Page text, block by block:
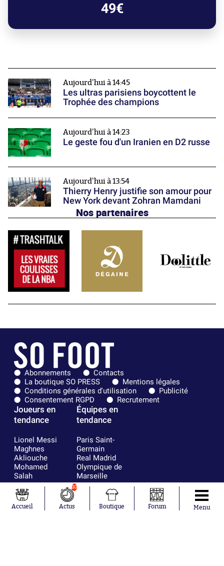
49€
Aujourd'hui à 14:45
Les ultras parisiens boycottent le
Trophée des champions
Aujourd'hui à 14:23
Le geste fou d'un Iranien en D2 russe
Aujourd'hui à 13:54
Thierry Henry justifie son amour pour
New York devant Zohran Mamdani
Nos partenaires
Abonnements
Contacts
La boutique SO PRESS
Mentions légales
Conditions générales d'utilisation
Publicité
Consentement RGPD
Recrutement
Joueurs en
tendance
Lionel Messi
Maghnes
Akliouche
Mohamed
Salah
Neymar
Julián Álvarez
Ferrán Torres
Kilian Corredor
Équipes en
tendance
Paris Saint-
Germain
Real Madrid
Olympique de
Marseille
FIFA
FC Barcelone
Argentine
Olympique
Accueil
10
Actus Boutique Forum Menu